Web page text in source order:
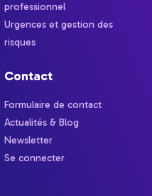
professionnel
Urgences et gestion des
risques
Contact
Formulaire de contact
Actualités & Blog
Newsletter
Se connecter